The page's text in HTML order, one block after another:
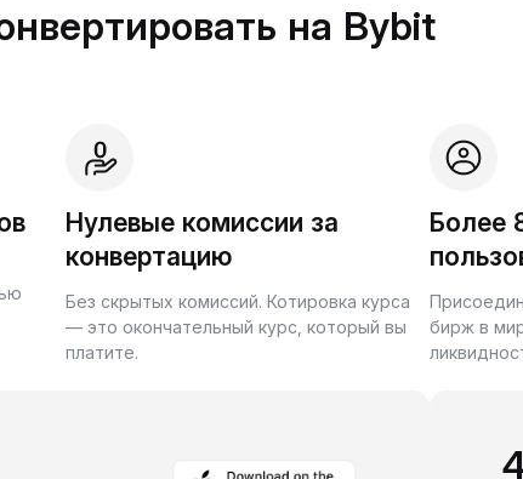
на Bybit
Нулевые комиссии за
конвертацию
Без скрытых комиссий. Котировка курса
— это окончательный курс, который вы
платите.
Более
бирж в